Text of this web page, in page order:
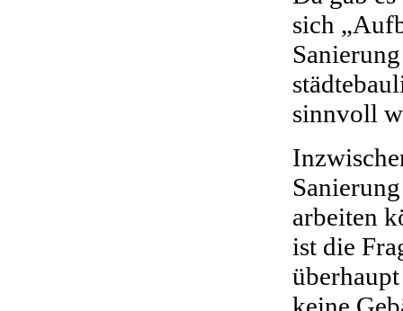
sich
sinnvoll
arbeiten
ist die